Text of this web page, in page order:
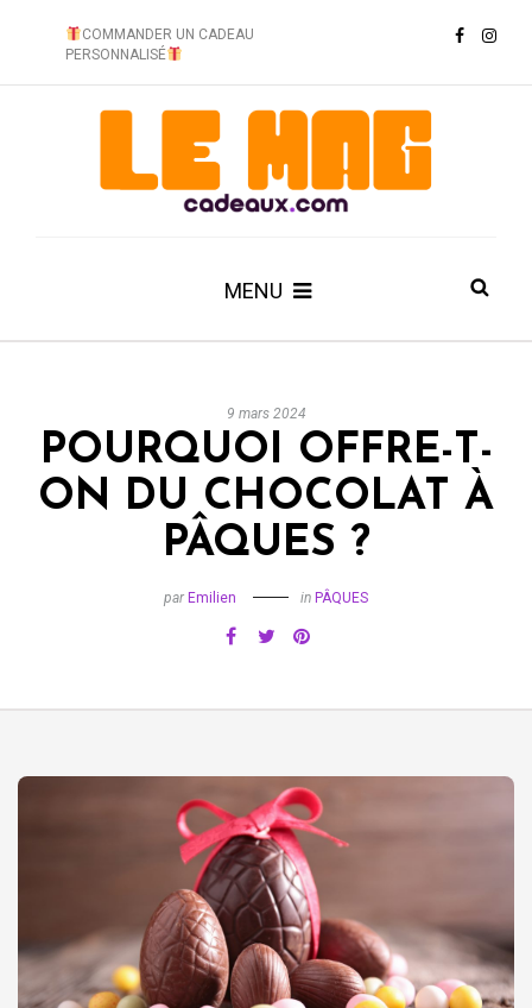
COMMANDER UN CADEAU
PERSONNALISÉ
MENU
9 mars 2024
POURQUOI OFFRE-T-
ON DU CHOCOLAT À
PÂQUES ?
par Emilien in PÂQUES